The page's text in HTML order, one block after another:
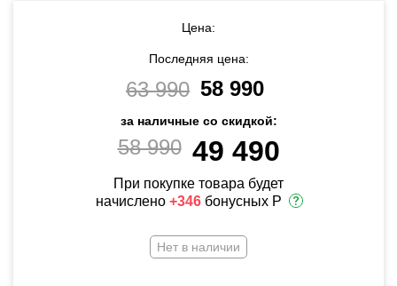
Цена:
Последняя цена:
63 990 58 990
за наличные со скидкой:
58 990 49 490
При покупке товара будет
начислено +346 бонусных Р
Нет в наличии